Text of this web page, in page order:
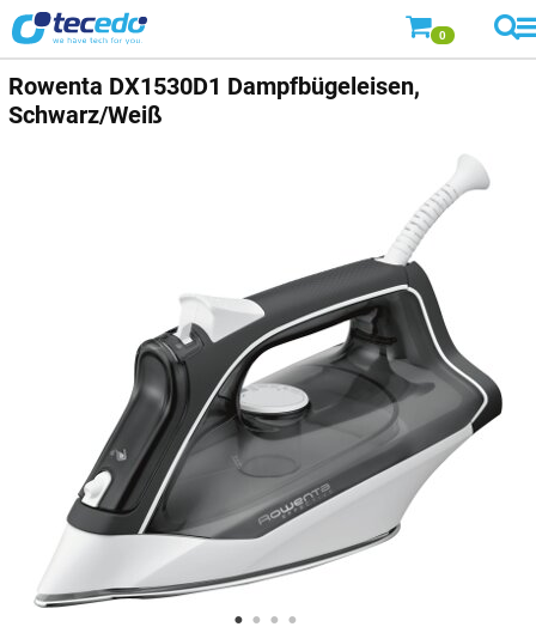
0
Rowenta DX1530D1 Dampfbügeleisen,
Schwarz/Weiß